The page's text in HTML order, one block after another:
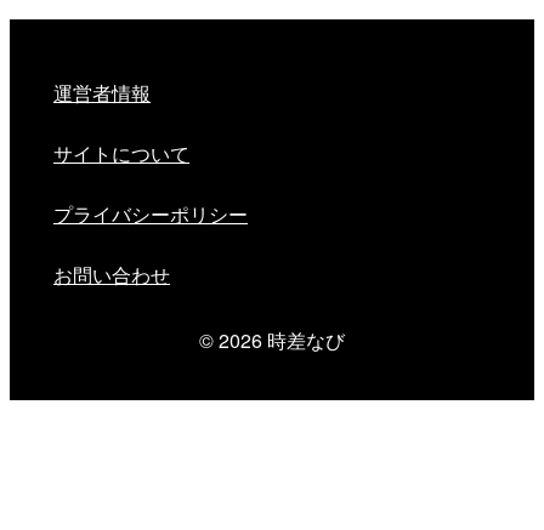
運営者情報
サイトについて
プライバシーポリシー
お問い合わせ
© 2026 時差なび